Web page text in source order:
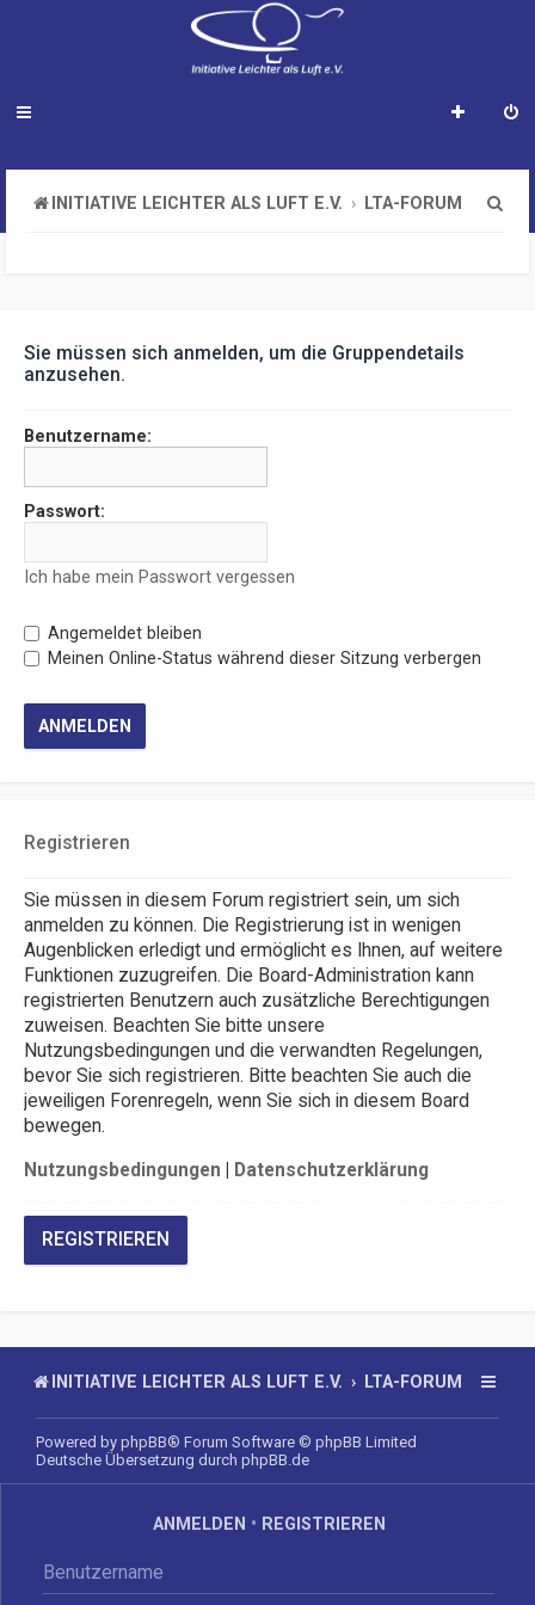
INITIATIVE LEICHTER ALS LUFT E.V. LTA-FORUM
Sie müssen sich anmelden, um die Gruppendetails
anzusehen.
Benutzername:
Passwort:
Ich habe mein Passwort vergessen
Angemeldet bleiben
Meinen Online-Status während dieser Sitzung verbergen
Registrieren
Sie müssen in diesem Forum registriert sein, um sich
anmelden zu können. Die Registrierung ist in wenigen
Augenblicken erledigt und ermöglicht es Ihnen, auf weitere
Funktionen zuzugreifen. Die Board-Administration kann
registrierten Benutzern auch zusätzliche Berechtigungen
zuweisen. Beachten Sie bitte unsere
Nutzungsbedingungen und die verwandten Regelungen,
bevor Sie sich registrieren. Bitte beachten Sie auch die
jeweiligen Forenregeln, wenn Sie sich in diesem Board
bewegen.
Nutzungsbedingungen Datenschutzerklärung
REGISTRIEREN
INITIATIVE LEICHTER ALS LUFT E.V. LTA-FORUM
Powered by phpBB® Forum Software © phpBB Limited
Deutsche Übersetzung durch phpBB.de
ANMELDEN • REGISTRIEREN